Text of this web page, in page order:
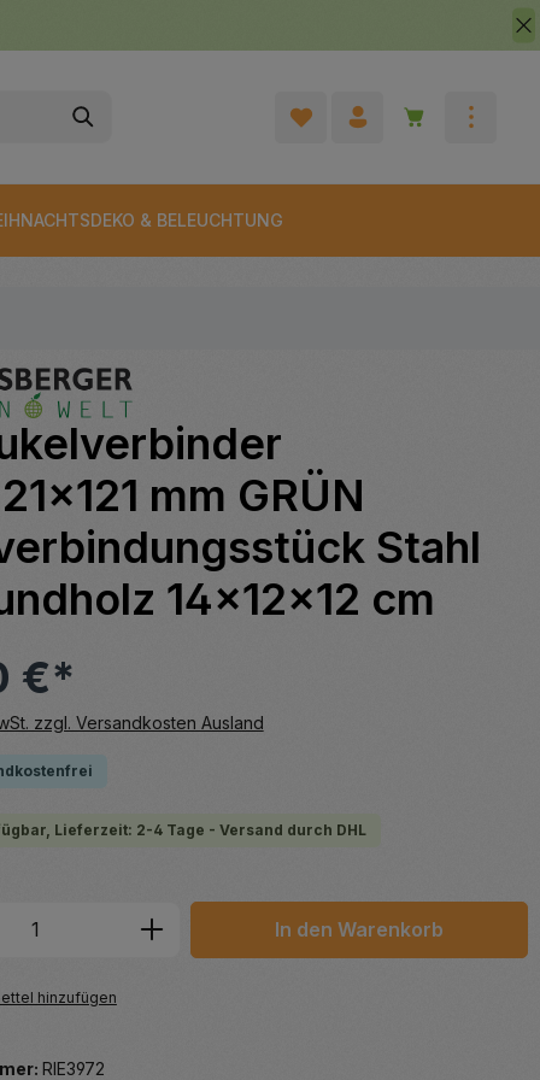
Warenkorb
& BELEUCHTUNG
mm GRÜN
Stahl
14x12x12 cm
€*
zzgl. Versandkosten Ausland
Lieferzeit: 2-4 Tage - Versand durch DHL
Gib den gewünschten Wert
In den Warenkorb
hinzufügen
RIE3972